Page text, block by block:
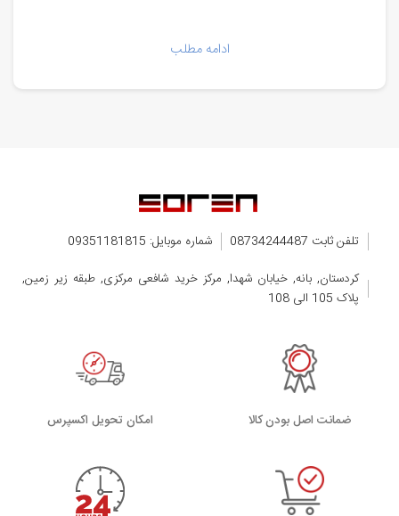
ادامه مطلب
تلفن ثابت 08734244487
شماره موبایل: 09351181815
کردستان, بانه, خیابان شهدا, مرکز خرید شافعی مرکزی, طبقه زیر زمین,
پلاک 105 الی 108
ضمانت اصل بودن کالا اﻣﮑﺎن ﺗﺤﻮﯾﻞ اﮐﺴﭙﺮس